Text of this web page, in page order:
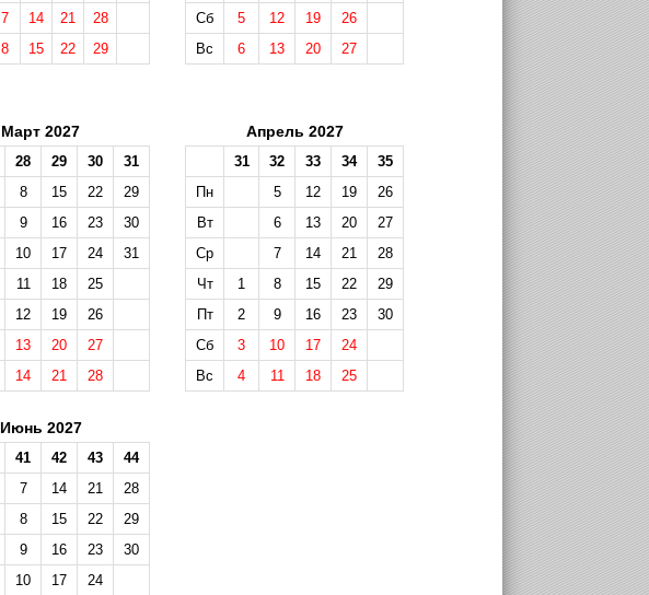
7 14 21
28
8 15 22 29
Сб
5 12 19
26
Вс
6 13 20 27
Март 2027
28 29 30
31
8 15 22
29
9 16 23
30
10 17 24
31
11 18
25
12 19
26
13 20
27
14 21 28
Апрель 2027
31 32 33 34
35
Пн
5 12 19
26
Вт
6 13 20
27
Ср
7 14 21
28
Чт
1 8 15 22
29
Пт
2 9 16 23
30
Сб
3 10 17
24
Вс
4 11 18 25
Июнь 2027
41 42 43
44
7 14 21
28
8 15 22
29
9 16 23
30
10 17 24